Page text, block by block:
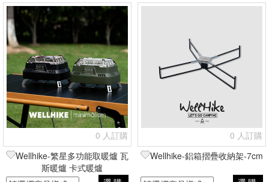
0 人訂購
Wellhike-繁星多功能取暖爐 瓦
斯暖爐 卡式暖爐
0 人訂購
Wellhike-鋁箱摺疊收納架-7cm